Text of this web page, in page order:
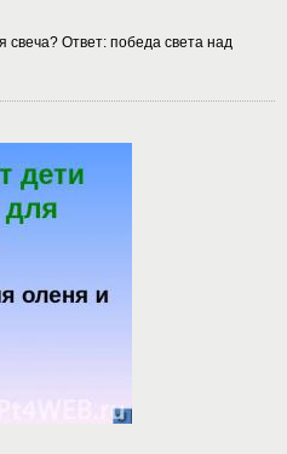
свеча? Ответ: победа света над